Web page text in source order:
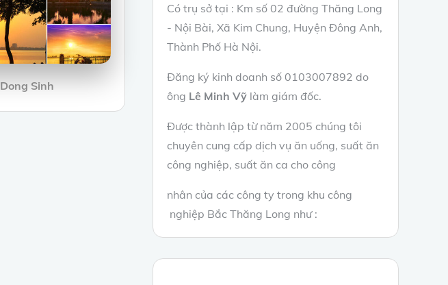
Dong Sinh
Có trụ sở tại : Km số 02 đường Thăng Long
- Nội Bài, Xã Kim Chung, Huyện Đông Anh,
Thành Phố Hà Nội.
Đăng ký kinh doanh số 0103007892 do
ông Lê Minh Vỹ làm giám đốc.
Được thành lập từ năm 2005 chúng tôi
chuyên cung cấp dịch vụ ăn uống, suất ăn
công nghiệp, suất ăn ca cho công
nhân của các công ty trong khu công
nghiệp Bắc Thăng Long như :